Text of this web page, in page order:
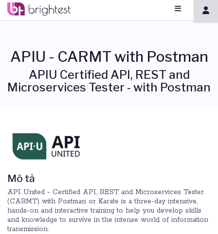
APIU - CARMT with Postman
APIU Certified API, REST and
Microservices Tester - with Postman
Mô tả
API United - Certified API, REST and Microservices Tester
(CARMT) with Postman or Karate is a three-day intensive,
hands-on and interactive training to help you develop skills
and knowledge to survive in the intense world of information
transmission.